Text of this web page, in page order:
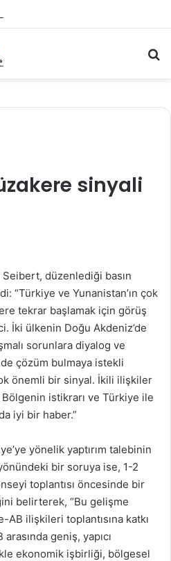
sinyali
düzenlediği basın
“Türkiye ve Yunanistan’ın çok
tekrar başlamak için görüş
İki ülkenin Doğu Akdeniz’de
sorunlara diyalog ve
çözüm bulmaya istekli
önemli bir sinyal. İkili ilişkiler
Bölgenin istikrarı ve Türkiye ile
iyi bir haber.”
yönelik yaptırım talebinin
bir soruya ise, 1-2
toplantısı öncesinde bir
belirterek, “Bu gelişme
AB ilişkileri toplantısına katkı
geniş, yapıcı
ekonomik işbirliği, bölgesel